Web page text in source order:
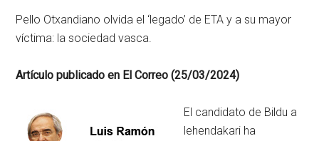
Pello Otxandiano olvida el ‘legado’ de ETA y a su mayor
víctima: la sociedad vasca.
Artículo publicado en El Correo (25/03/2024)
El candidato de Bildu a
lehendakari ha